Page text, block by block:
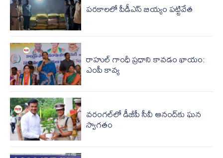
పరకాలలో పీడీఎస్‌ బియ్యం పట్టివేత
రాహుల్ గాంధీ ప్రధాని కావడం ఖాయం:
ఎంపీ కావ్య
వరంగల్‌లో డీజీపీ సీవీ ఆనంద్‌కు ఘన
స్వాగతం